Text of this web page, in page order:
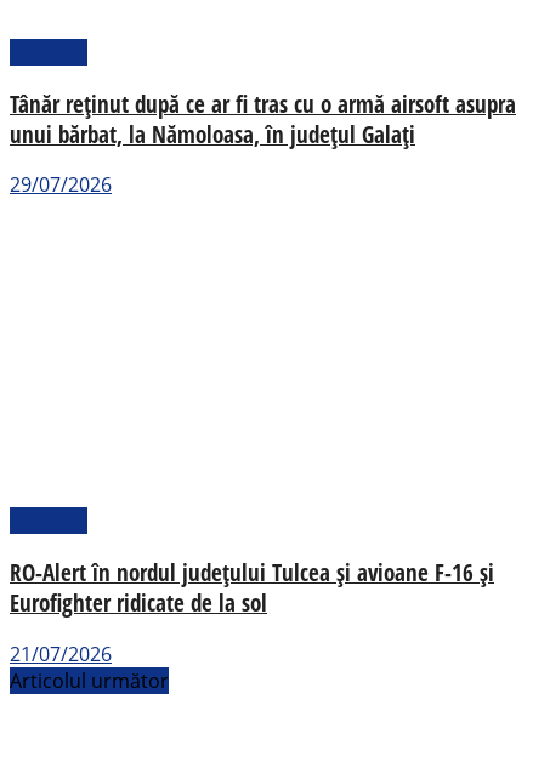
Tânăr reținut după ce ar fi tras cu o armă airsoft asupra
unui bărbat, la Nămoloasa, în județul Galați
29/07/2026
RO-Alert în nordul județului Tulcea și avioane F-16 și
Eurofighter ridicate de la sol
21/07/2026
Articolul următor